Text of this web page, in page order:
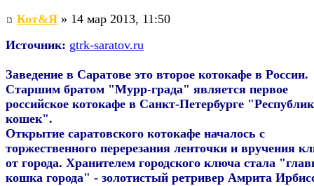
Кот&Я » 14 мар 2013, 11:50
Источник: gtrk-saratov.ru
Заведение в Саратове это второе котокафе в России.
Старшим братом "Мурр-града" является первое
российское котокафе в Санкт-Петербурге
кошек".
Открытие саратовского котокафе началось с
торжественного перерезания ленточки и вручения
от города. Хранителем городского ключа стала
кошка города" - золотистый ретривер Амрита